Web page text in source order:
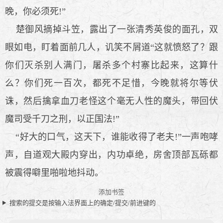
晚，你必须死!”
楚御风摘掉斗笠，露出了一张清秀英俊的面孔，双
眼如电，盯着面前几人，讥笑不屑道“这就愤怒了？跟
你们灭杀别人满门，屠杀多个村寨比起来，这算什
么？你们死一百次，都死不足惜，今晚就将尔等伏
诛，然后擒拿血刀老怪这个毫无人性的魔头，带回伏
魔司受千刀之刑，以正国法!”
“好大的口气，这天下，谁能收得了老夫!”一声咆哮
声，自道观大殿内穿出，内功卓绝，房舍顶部瓦砾都
被震得噼里啪啦地抖动。
添加书签
搜索的提交是按输入法界面上的确定/提交/前进键的